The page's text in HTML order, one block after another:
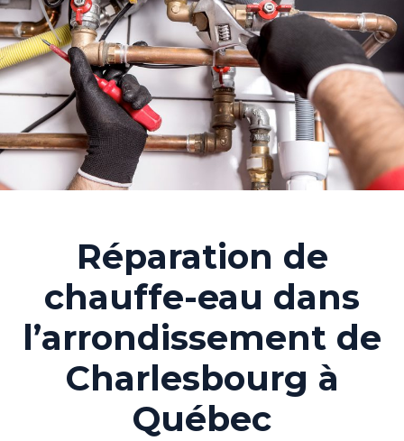
Réparation de
chauffe-eau dans
l’arrondissement de
Charlesbourg à
Québec